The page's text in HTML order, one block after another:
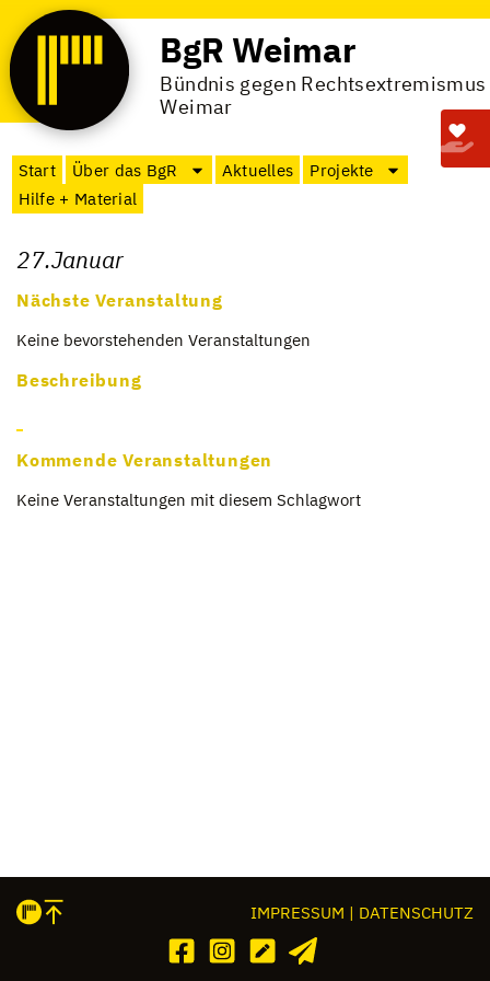
BgR Weimar
Bündnis gegen Rechtsextremismus
Weimar
Start Über das BgR Aktuelles
Projekte
Hilfe + Material
27.Januar
Nächste Veranstaltung
Keine bevor­ste­hen­den Ver­an­stal­tun­gen
Beschreibung
Kommende Veranstaltungen
Keine Ver­an­stal­tun­gen mit die­sem Schlag­wort
IMPRESSUM | DATENSCHUTZ